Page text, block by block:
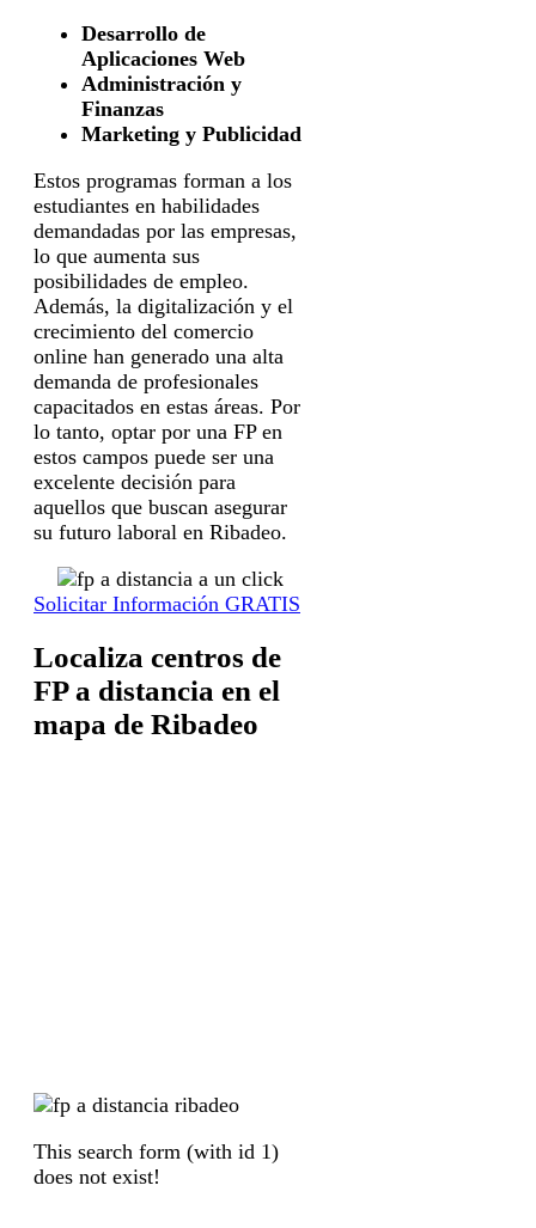
Desarrollo de
Aplicaciones Web
Administración y
Finanzas
Marketing y Publicidad
Estos programas forman a los
estudiantes en habilidades
demandadas por las empresas,
lo que aumenta sus
posibilidades de empleo.
Además, la digitalización y el
crecimiento del comercio
online han generado una alta
demanda de profesionales
capacitados en estas áreas. Por
lo tanto, optar por una FP en
estos campos puede ser una
excelente decisión para
aquellos que buscan asegurar
su futuro laboral en Ribadeo.
Solicitar Información GRATIS
Localiza centros de
FP a distancia en el
mapa de Ribadeo
This search form (with id 1)
does not exist!